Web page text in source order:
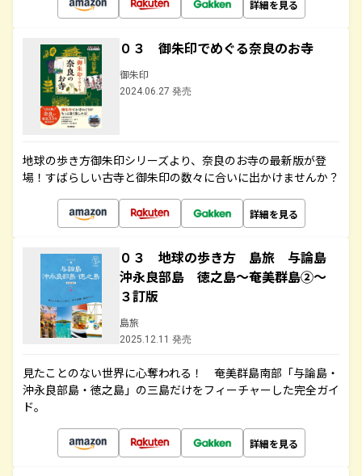
詳細を見る
０３ 御朱印でめぐる奈良のお寺
御朱印
2024.06.27 発売
地球の歩き方御朱印シリーズより、奈良のお寺の最新版が登
場！すばらしい古寺と御朱印の数々に合いに出かけませんか？
詳細を見る
０３ 地球の歩き方 島旅 与論島
沖永良部島 徳之島～奄美群島②～
３訂版
島旅
2025.12.11 発売
見たことのない世界に心奪われる！ 奄美群島南部「与論島・
沖永良部島・徳之島」の三島だけをフィーチャーした完全ガイ
ド。
詳細を見る